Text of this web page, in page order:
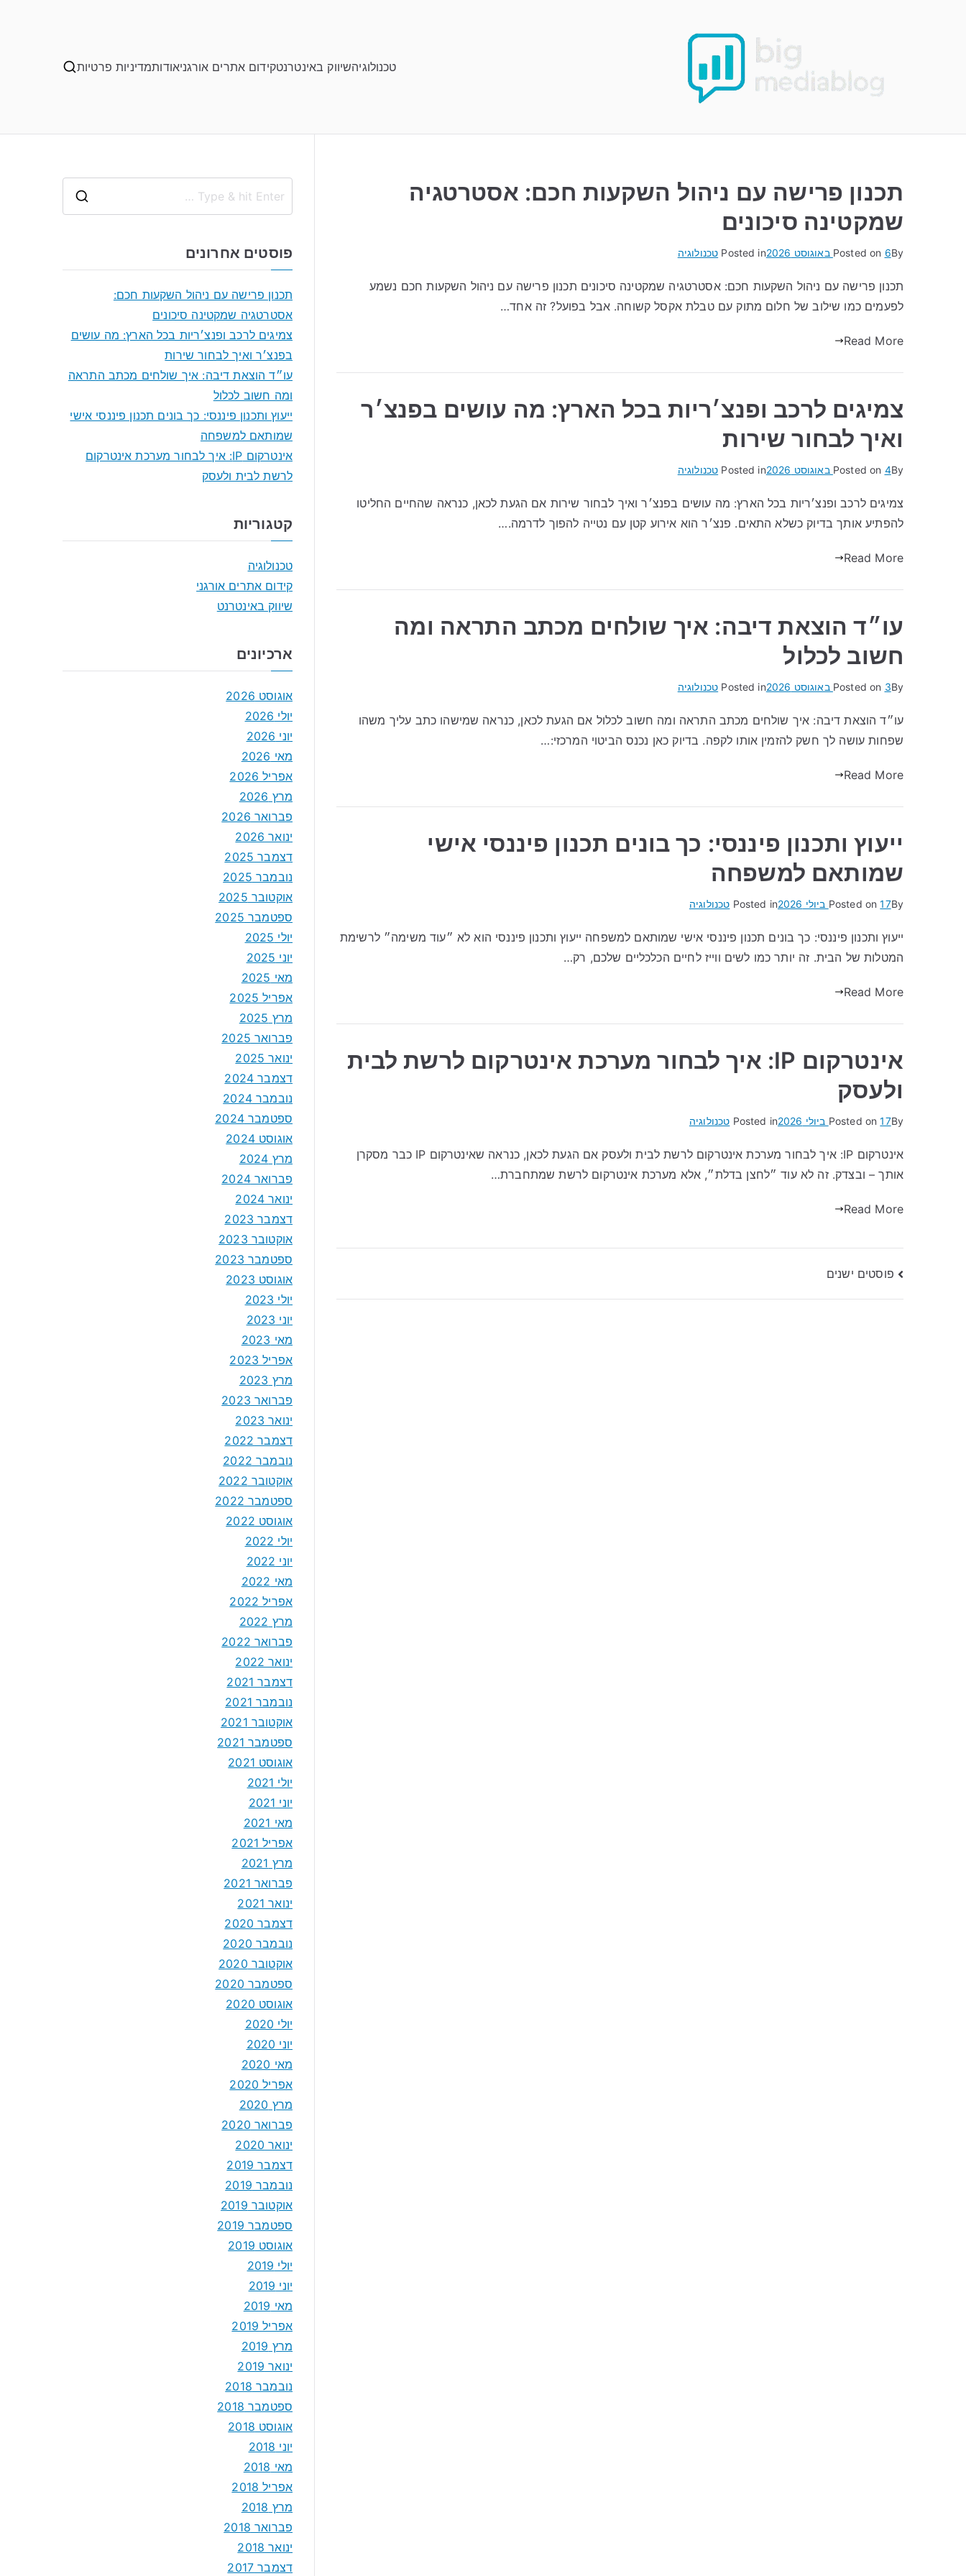
טכנולוגיהשיווק באינטרנטקידום אתרים אורגניאודותמדיניות פרטיות
תכנון פרישה עם ניהול השקעות חכם: אסטרטגיה
שמקטינה סיכונים
By
Posted on 6 באוגוסט 2026 Posted in טכנולוגיה
תכנון פרישה עם ניהול השקעות חכם: אסטרטגיה שמקטינה סיכונים תכנון פרישה עם ניהול השקעות חכם נשמע
לפעמים כמו שילוב של חלום מתוק עם טבלת אקסל קשוחה. אבל בפועל? זה אחד…
Read More
צמיגים לרכב ופנצ׳ריות בכל הארץ: מה עושים בפנצ׳ר
ואיך לבחור שירות
By
Posted on 4 באוגוסט 2026 Posted in טכנולוגיה
צמיגים לרכב ופנצ׳ריות בכל הארץ: מה עושים בפנצ׳ר ואיך לבחור שירות אם הגעת לכאן, כנראה שהחיים החליטו
להפתיע אותך בדיוק כשלא התאים. פנצ׳ר הוא אירוע קטן עם נטייה להפוך לדרמה.…
Read More
עו״ד הוצאת דיבה: איך שולחים מכתב התראה ומה
חשוב לכלול
By
Posted on 3 באוגוסט 2026 Posted in טכנולוגיה
עו״ד הוצאת דיבה: איך שולחים מכתב התראה ומה חשוב לכלול אם הגעת לכאן, כנראה שמישהו כתב עליך משהו
שפחות עושה לך חשק להזמין אותו לקפה. בדיוק כאן נכנס הביטוי המרכזי:…
Read More
ייעוץ ותכנון פיננסי: כך בונים תכנון פיננסי אישי
שמותאם למשפחה
By
Posted on17 ביולי 2026 Posted in טכנולוגיה
ייעוץ ותכנון פיננסי: כך בונים תכנון פיננסי אישי שמותאם למשפחה ייעוץ ותכנון פיננסי הוא לא ״עוד משימה״ לרשימת
המטלות של הבית. זה יותר כמו לשים ווייז לחיים הכלכליים שלכם, רק…
Read More
אינטרקום IP: איך לבחור מערכת אינטרקום לרשת לבית
ולעסק
By
Posted on17 ביולי 2026 Posted in טכנולוגיה
אינטרקום IP: איך לבחור מערכת אינטרקום לרשת לבית ולעסק אם הגעת לכאן, כנראה שאינטרקום IP כבר מסקרן
אותך – ובצדק. זה לא עוד ״לחצן בדלת״, אלא מערכת אינטרקום לרשת שמתחברת…
Read More
ניווט
פוסטים ישנים
פוסטים אחרונים
תכנון פרישה עם ניהול השקעות חכם:
אסטרטגיה שמקטינה סיכונים
צמיגים לרכב ופנצ׳ריות בכל הארץ: מה עושים
בפנצ׳ר ואיך לבחור שירות
עו״ד הוצאת דיבה: איך שולחים מכתב התראה
ומה חשוב לכלול
ייעוץ ותכנון פיננסי: כך בונים תכנון פיננסי אישי
שמותאם למשפחה
אינטרקום IP: איך לבחור מערכת אינטרקום
לרשת לבית ולעסק
קטגוריות
טכנולוגיה
קידום אתרים אורגני
שיווק באינטרנט
ארכיונים
אוגוסט 2026
יולי 2026
יוני 2026
מאי 2026
אפריל 2026
מרץ 2026
פברואר 2026
ינואר 2026
דצמבר 2025
נובמבר 2025
אוקטובר 2025
ספטמבר 2025
יולי 2025
יוני 2025
מאי 2025
אפריל 2025
מרץ 2025
פברואר 2025
ינואר 2025
דצמבר 2024
נובמבר 2024
ספטמבר 2024
אוגוסט 2024
מרץ 2024
פברואר 2024
ינואר 2024
דצמבר 2023
אוקטובר 2023
ספטמבר 2023
אוגוסט 2023
יולי 2023
יוני 2023
מאי 2023
אפריל 2023
מרץ 2023
פברואר 2023
ינואר 2023
דצמבר 2022
נובמבר 2022
אוקטובר 2022
ספטמבר 2022
אוגוסט 2022
יולי 2022
יוני 2022
מאי 2022
אפריל 2022
מרץ 2022
פברואר 2022
ינואר 2022
דצמבר 2021
נובמבר 2021
אוקטובר 2021
ספטמבר 2021
אוגוסט 2021
יולי 2021
יוני 2021
מאי 2021
אפריל 2021
מרץ 2021
פברואר 2021
ינואר 2021
דצמבר 2020
נובמבר 2020
אוקטובר 2020
ספטמבר 2020
אוגוסט 2020
יולי 2020
יוני 2020
מאי 2020
אפריל 2020
מרץ 2020
פברואר 2020
ינואר 2020
דצמבר 2019
נובמבר 2019
אוקטובר 2019
ספטמבר 2019
אוגוסט 2019
יולי 2019
יוני 2019
מאי 2019
אפריל 2019
מרץ 2019
ינואר 2019
נובמבר 2018
ספטמבר 2018
אוגוסט 2018
יוני 2018
מאי 2018
אפריל 2018
מרץ 2018
פברואר 2018
ינואר 2018
דצמבר 2017